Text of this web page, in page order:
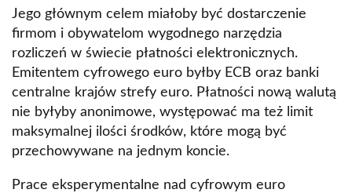
Jego głównym celem miałoby być dostarczenie
firmom i obywatelom wygodnego narzędzia
rozliczeń w świecie płatności elektronicznych.
Emitentem cyfrowego euro byłby ECB oraz banki
centralne krajów strefy euro. Płatności nową walutą
nie byłyby anonimowe, występować ma też limit
maksymalnej ilości środków, które mogą być
przechowywane na jednym koncie.
Prace eksperymentalne nad cyfrowym euro